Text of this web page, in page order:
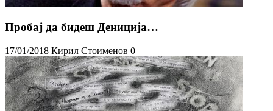
Пробај да бидеш Дениција…
17/01/2018 Кирил Стоименов 0